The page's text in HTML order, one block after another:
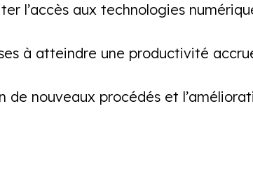
l’accès aux technologies
à atteindre une productivité
de nouveaux procédés et